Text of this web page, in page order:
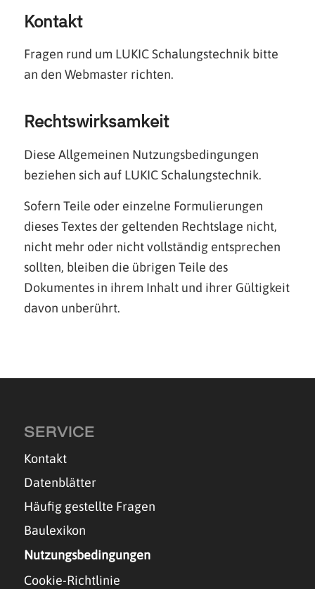
Kontakt
Fragen rund um LUKIC Schalungstechnik bitte
an den Webmaster richten.
Rechtswirksamkeit
Diese Allgemeinen Nutzungsbedingungen
beziehen sich auf LUKIC Schalungstechnik.
Sofern Teile oder einzelne Formulierungen
dieses Textes der geltenden Rechtslage nicht,
nicht mehr oder nicht vollständig entsprechen
sollten, bleiben die übrigen Teile des
Dokumentes in ihrem Inhalt und ihrer Gültigkeit
davon unberührt.
SERVICE
Kontakt
Datenblätter
Häufig gestellte Fragen
Baulexikon
Nutzungsbedingungen
Cookie-Richtlinie